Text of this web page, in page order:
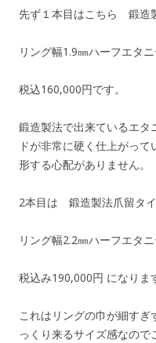
先ず１本目はこちら 鍛造
リング幅1.9㎜ハーフエタ
税込160,000円です。
鍛造製法で出来ているエタ
ドが非常に硬く仕上がっ
形する心配がありません。
2本目は 鍛造製法爪留タ
リング幅2.2㎜ハーフエタ
税込み190,000円 になりま
これはリングの巾が細す
っくり来るサイズ感なの